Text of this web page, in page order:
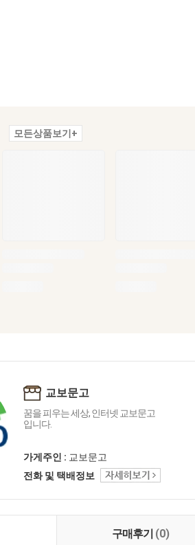
모든상품보기+
교보문고
꿈을 피우는 세상, 인터넷 교보문고
입니다.
가게주인 : 교보문고
전화 및 택배정보
구매후기 (0)